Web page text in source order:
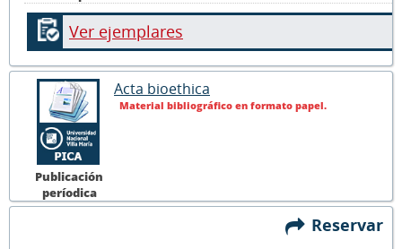
Ver ejemplares
Publicación
períodica
Acta bioethica
Material bibliográfico en formato papel.
Reservar